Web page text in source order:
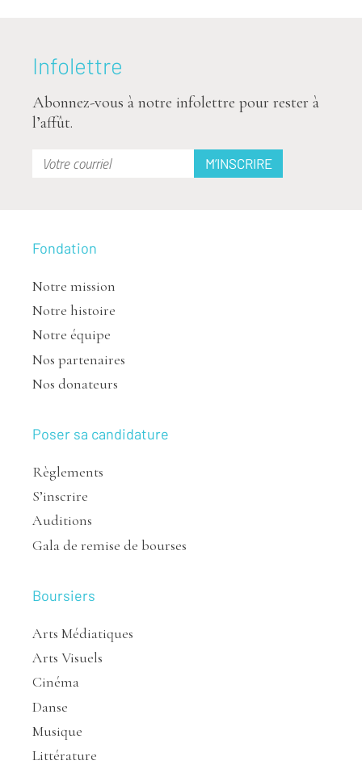
Infolettre
Abonnez-vous à notre infolettre pour rester à
l’affût.
Fondation
Notre mission
Notre histoire
Notre équipe
Nos partenaires
Nos donateurs
Poser sa candidature
Règlements
S’inscrire
Auditions
Gala de remise de bourses
Boursiers
Arts Médiatiques
Arts Visuels
Cinéma
Danse
Musique
Littérature